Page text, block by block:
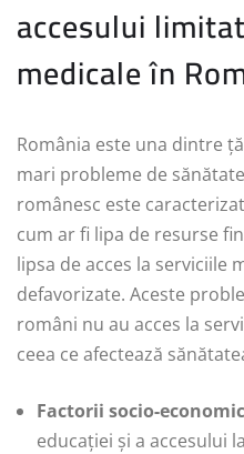
accesului
medicale în
România este una dintre
mari probleme de
românesc este
cum ar fi lipa de resurse
lipsa de acces la serviciile
defavorizate. Aceste
români nu au acces la
ceea ce afectează
Factorii socio-
educației și a accesului